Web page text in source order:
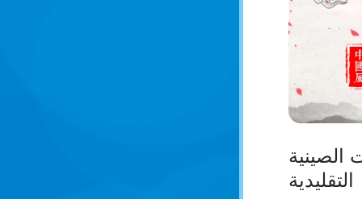
الصينية
التقليدية